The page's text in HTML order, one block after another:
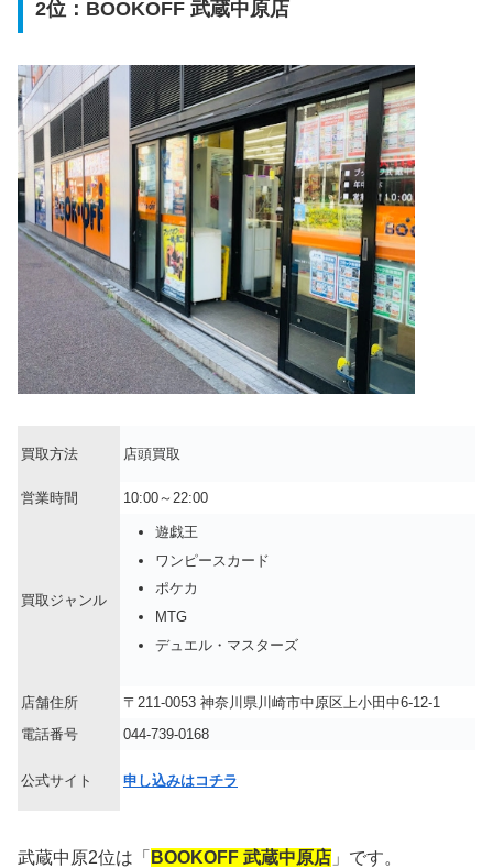
2位：BOOKOFF 武蔵中原店
買取方法 店頭買取
営業時間 10:00～22:00
買取ジャンル
遊戯王
ワンピースカード
ポケカ
MTG
デュエル・マスターズ
店舗住所
〒211-0053 神奈川県川崎市中原区上小田中6-12-1
電話番号
044-739-0168
公式サイト 申し込みはコチラ
武蔵中原2位は「 BOOKOFF 武蔵中原店 」です。